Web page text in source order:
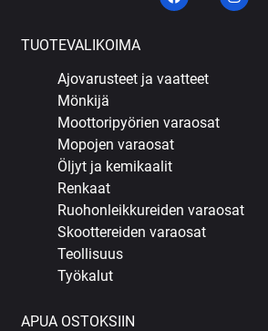
TUOTEVALIKOIMA
Ajovarusteet ja vaatteet
Mönkijä
Moottoripyörien varaosat
Mopojen varaosat
Öljyt ja kemikaalit
Renkaat
Ruohonleikkureiden varaosat
Skoottereiden varaosat
Teollisuus
Työkalut
APUA OSTOKSIIN